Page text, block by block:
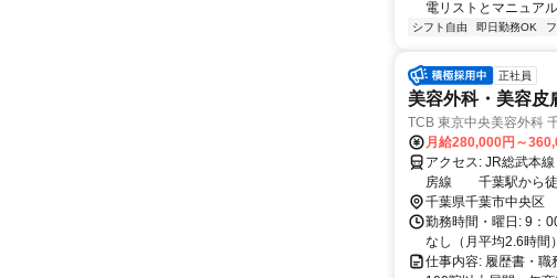
電リストとマニュア
シフト自由 即日勤務OK
正社員
美容外科・美容皮
TCB 東京中央美容外科
月給280,000円～
アクセス: JR総武本線 千葉駅から徒歩2分 JR外房線 千葉駅から徒歩2分 JR内
房線 千葉駅から
から徒歩2分
千葉県千葉市中央区
勤務時間・曜日: 9：
なし（月平均2.6時間）
仕事内容: 履歴書・